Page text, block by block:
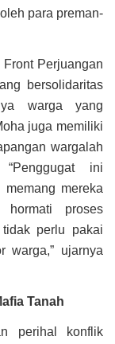
para preman-
Perjuangan
bersolidaritas
warga yang
juga memiliki
wargalah
ini
mereka
proses
perlu pakai
warga,” ujarnya
Tanah
perihal konflik